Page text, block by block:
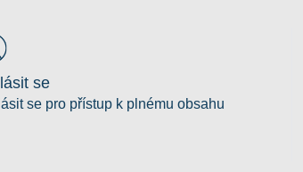
se
se pro přístup k plnému obsahu